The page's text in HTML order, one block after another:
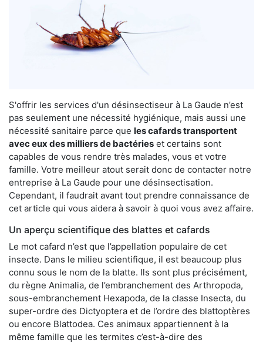
S'offrir les services d'un désinsectiseur à La Gaude n’est
pas seulement une nécessité hygiénique, mais aussi une
nécessité sanitaire parce que les cafards transportent
avec eux des milliers de bactéries et certains sont
capables de vous rendre très malades, vous et votre
famille. Votre meilleur atout serait donc de contacter notre
entreprise à La Gaude pour une désinsectisation.
Cependant, il faudrait avant tout prendre connaissance de
cet article qui vous aidera à savoir à quoi vous avez affaire.
Un aperçu scientifique des blattes et cafards
Le mot cafard n’est que l’appellation populaire de cet
insecte. Dans le milieu scientifique, il est beaucoup plus
connu sous le nom de la blatte. Ils sont plus précisément,
du règne Animalia, de l’embranchement des Arthropoda,
sous-embranchement Hexapoda, de la classe Insecta, du
super-ordre des Dictyoptera et de l’ordre des blattoptères
ou encore Blattodea. Ces animaux appartiennent à la
même famille que les termites c’est-à-dire des